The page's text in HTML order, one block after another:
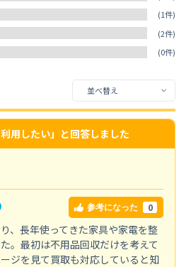
(1件)
(2件)
(0件)
用したい」と回答しました
参考になった 0
、長年使ってきた家具や家電を整
。最初は不用品回収だけを考えて
ジを見て買取も対応していると知